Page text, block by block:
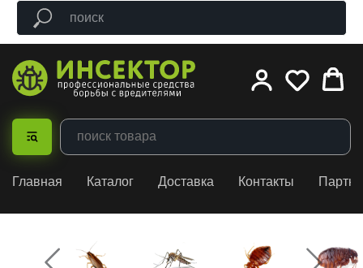
Главная Каталог Доставка Контакты